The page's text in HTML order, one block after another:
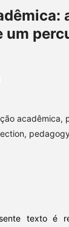
um
acadêmica,
texto é